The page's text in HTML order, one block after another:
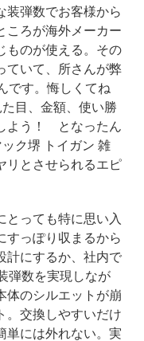
装弾数でお客様から
ころが海外メーカー
ものが使える。その
ていて、所さんが弊
です。悔しくてね
目、金額、使い勝
よう！ となったん
ク堺 トイガン 雑
リとさせられるエピ
っても特に思い入
すっぽり収まるから
計にするか、社内で
弾数を実現しなが
体のシルエットが崩
。交換しやすいだけ
単には外れない。実